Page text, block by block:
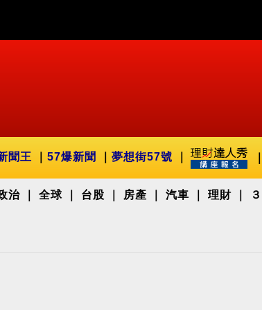
聞王 57爆新聞 夢想街57號
治 全球 台股 房產 汽車 理財